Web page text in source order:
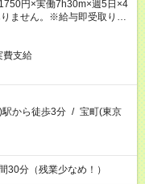
円×実働7h30m×週5日×4
ません。※給与即受取りサ
費支給
から徒歩3分 / 宝町(東京
30分（残業少なめ！）